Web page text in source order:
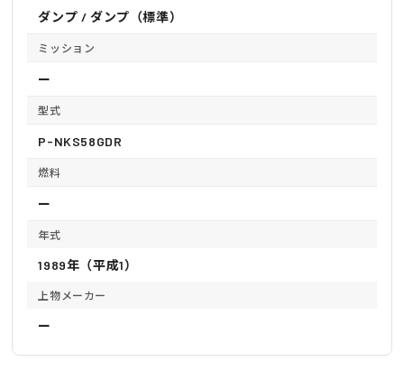
ダンプ / ダンプ（標準）
ミッション
ー
型式
P-NKS58GDR
燃料
ー
年式
1989年（平成1）
上物メーカー
ー